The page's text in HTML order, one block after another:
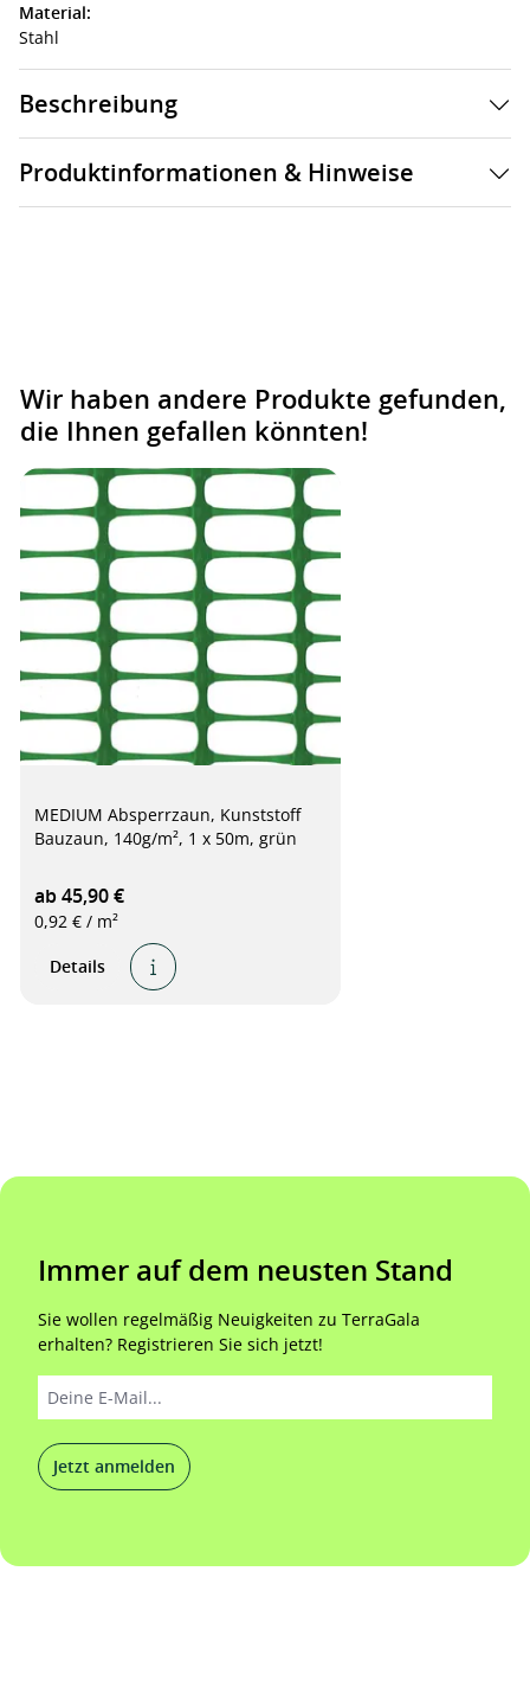
Material:
Stahl
Beschreibung
Produktinformationen & Hinweise
Wir haben andere Produkte gefunden,
die Ihnen gefallen könnten!
MEDIUM Absperrzaun, Kunststoff
Bauzaun, 140g/m², 1 x 50m, grün
ab 45,90 €
0,92 € / m²
Details
Immer auf dem neusten Stand
Sie wollen regelmäßig Neuigkeiten zu TerraGala
erhalten? Registrieren Sie sich jetzt!
Jetzt anmelden